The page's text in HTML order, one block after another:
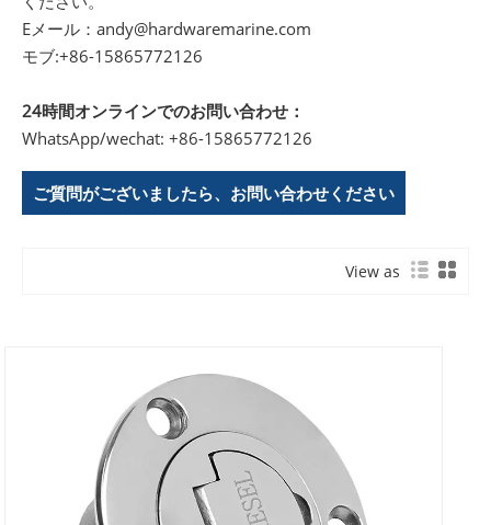
Eメール： andy@hardwaremarine.com
モブ:+86-15865772126
24時間オンラインでのお問い合わせ：
WhatsApp/wechat: +86-15865772126
ご質問がございましたら、お問い合わせください
View as